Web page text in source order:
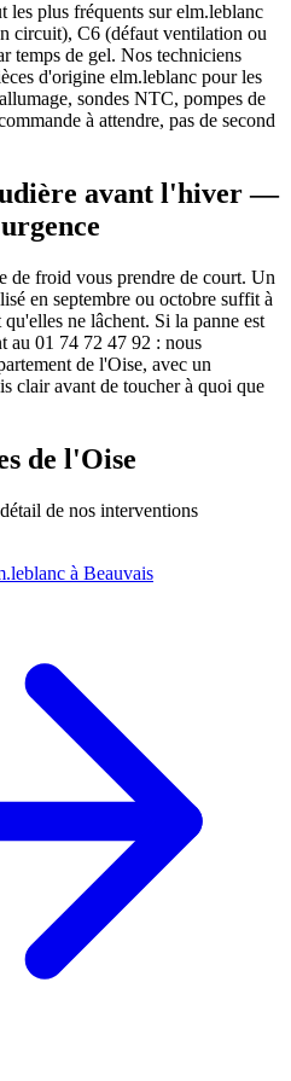
les plus fréquents sur elm.leblanc
circuit), C6 (défaut ventilation ou
temps de gel. Nos techniciens
d'origine elm.leblanc pour les
sondes NTC, pompes de
à attendre, pas de second
avant l'hiver —
de froid vous prendre de court. Un
en septembre ou octobre suffit à
ne lâchent. Si la panne est
au 01 74 72 47 92 : nous
de l'Oise, avec un
clair avant de toucher à quoi que
de l'Oise
de nos interventions
à Beauvais